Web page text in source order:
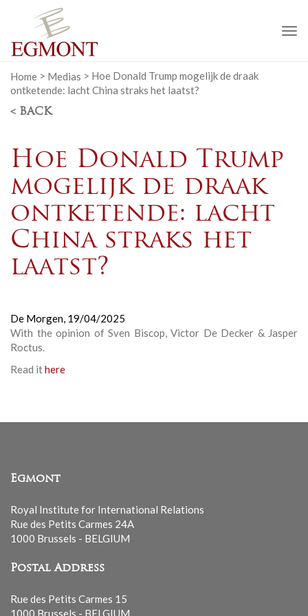
Home > Medias > Hoe Donald Trump mogelijk de draak
ontketende: lacht China straks het laatst?
< BACK
Hoe Donald Trump
mogelijk de draak
ontketende: lacht
China straks het
laatst?
De Morgen, 19/04/2025
With the opinion of Sven Biscop, Victor De Decker & Jasper
Roctus.
Read ithere
Egmont
Royal Institute for International Relations
Rue des Petits Carmes 24A
1000 Brussels - BELGIUM
Postal Address
Rue des Petits Carmes 15
1000 Brussels - BELGIUM